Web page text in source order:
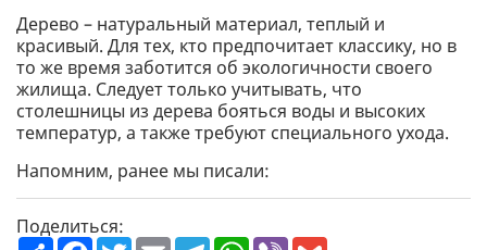
Дерево – натуральный материал, теплый и
красивый. Для тех, кто предпочитает классику, но в
то же время заботится об экологичности своего
жилища. Следует только учитывать, что
столешницы из дерева бояться воды и высоких
температур, а также требуют специального ухода.
Напомним, ранее мы писали:
Поделиться: